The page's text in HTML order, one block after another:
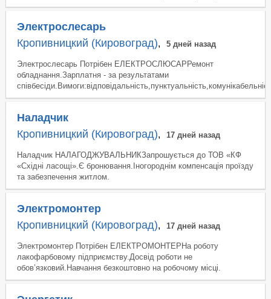
Электрослесарь
Кропивницкий (Кировоград), 5 дней назад
Электрослесарь Потрібен ЕЛЕКТРОСЛЮСАРРемонт
обладнання.Зарплатня - за результатами
Наладчик
Кропивницкий (Кировоград), 17 дней назад
Наладчик НАЛАГОДЖУВАЛЬНИКЗапрошується до ТОВ «КФ
«Східні ласощі».Є бронювання.Іногороднім компенсація проїзду
та забезпечення житлом.
Электромонтер
Кропивницкий (Кировоград), 17 дней назад
Электромонтер Потрібен ЕЛЕКТРОМОНТЕРНа роботу
лакофарбовому підприємству.Досвід роботи не
обов’язковий.Навчання безкоштовно на робочому місці.